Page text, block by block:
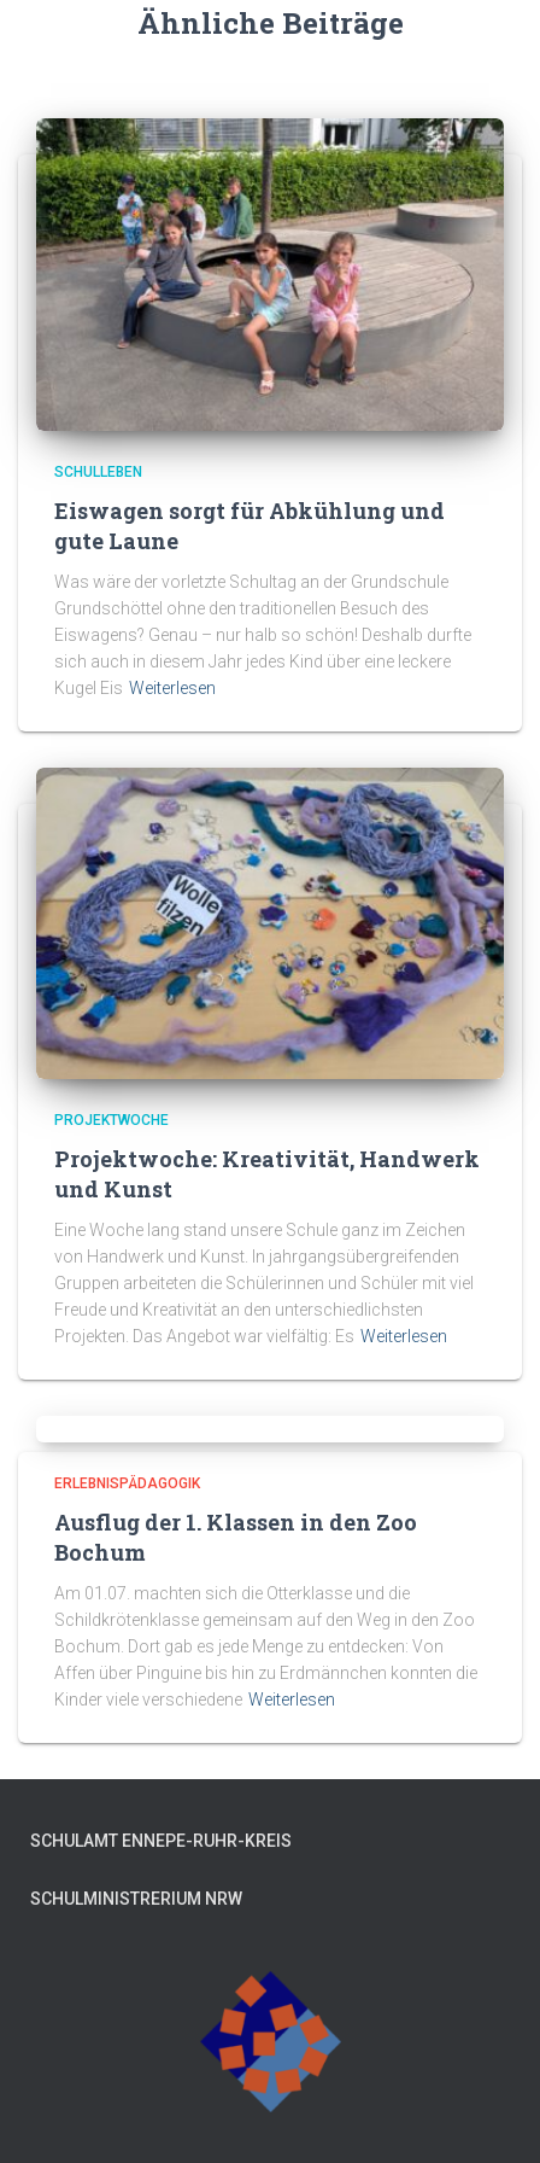
Ähnliche Beiträge
SCHULLEBEN
Eiswagen sorgt für Abkühlung und
gute Laune
Was wäre der vorletzte Schultag an der Grundschule
Grundschöttel ohne den traditionellen Besuch des
Eiswagens? Genau – nur halb so schön! Deshalb durfte
sich auch in diesem Jahr jedes Kind über eine leckere
Kugel Eis Weiterlesen
PROJEKTWOCHE
Projektwoche: Kreativität, Handwerk
und Kunst
Eine Woche lang stand unsere Schule ganz im Zeichen
von Handwerk und Kunst. In jahrgangsübergreifenden
Gruppen arbeiteten die Schülerinnen und Schüler mit viel
Freude und Kreativität an den unterschiedlichsten
Projekten. Das Angebot war vielfältig: Es Weiterlesen
ERLEBNISPÄDAGOGIK
Ausflug der 1. Klassen in den Zoo
Bochum
Am 01.07. machten sich die Otterklasse und die
Schildkrötenklasse gemeinsam auf den Weg in den Zoo
Bochum. Dort gab es jede Menge zu entdecken: Von
Affen über Pinguine bis hin zu Erdmännchen konnten die
Kinder viele verschiedene Weiterlesen
SCHULAMT ENNEPE-RUHR-KREIS
SCHULMINISTRERIUM NRW